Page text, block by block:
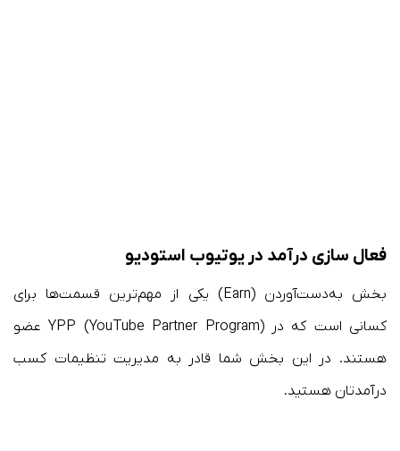
فعال سازی درآمد در یوتیوب استودیو
بخش به‌دست‌آوردن (Earn) یکی از مهم‌ترین قسمت‌ها برای
کسانی‌ است که در YPP (YouTube Partner Program) عضو
هستند. در این بخش شما قادر به مدیریت تنظیمات کسب
درآمدتان هستید.